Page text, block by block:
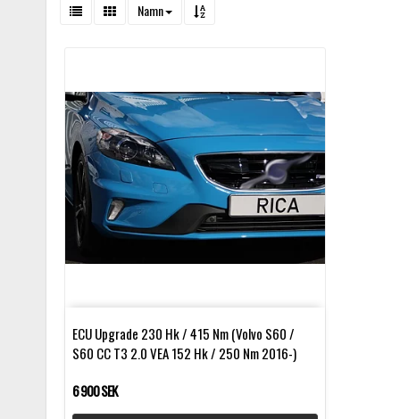
Namn
ECU Upgrade 230 Hk / 415 Nm (Volvo S60 /
S60 CC T3 2.0 VEA 152 Hk / 250 Nm 2016-)
6 900 SEK